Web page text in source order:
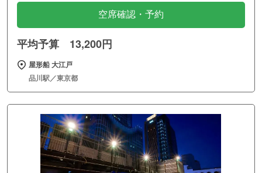
空席確認・予約
平均予算 13,200円
屋形船 大江戸
品川駅／東京都